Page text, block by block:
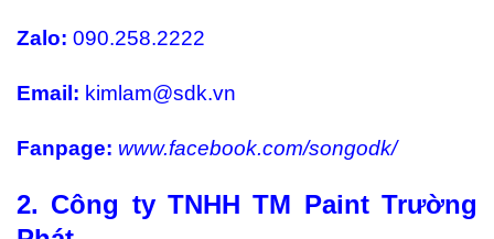
Zalo: 090.258.2222
Email: kimlam@sdk.vn
Fanpage: www.facebook.com/songodk/
2. Công ty TNHH TM Paint Trường